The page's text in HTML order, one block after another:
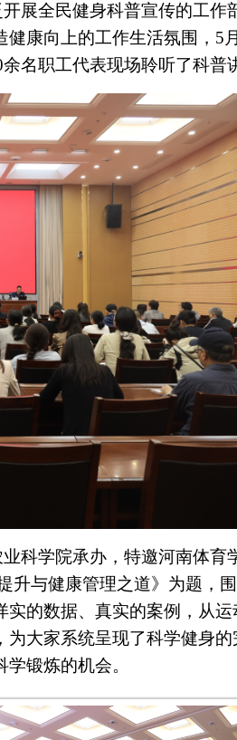
展全民健身科普宣传的工作
康向上的工作生活氛围，5
名职工代表现场聆听了科普
科学院承办，特邀河南体育
升与健康管理之道》为题，
的数据、真实的案例，从运
大家系统呈现了科学健身的
锻炼的机会。